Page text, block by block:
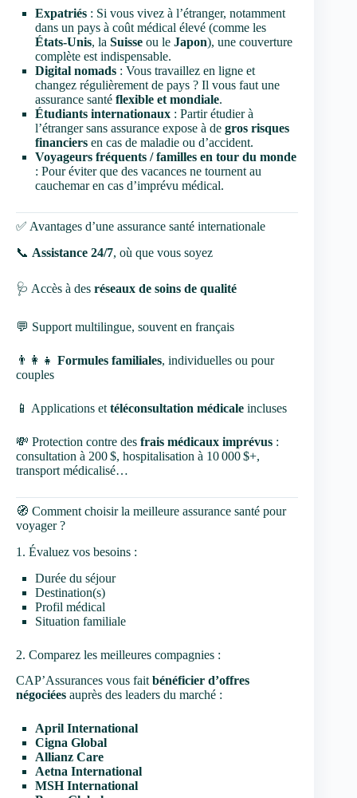
Expatriés : Si vous vivez à l’étranger, notamment
dans un pays à coût médical élevé (comme les
États-Unis, la Suisse ou le Japon), une couverture
complète est indispensable.
Digital nomads : Vous travaillez en ligne et
changez régulièrement de pays ? Il vous faut une
assurance santé flexible et mondiale.
Étudiants internationaux : Partir étudier à
l’étranger sans assurance expose à de gros risques
financiers en cas de maladie ou d’accident.
Voyageurs fréquents / familles en tour du monde
: Pour éviter que des vacances ne tournent au
cauchemar en cas d’imprévu médical.
✅ Avantages d’une assurance santé internationale
📞 Assistance 24/7, où que vous soyez
🩺 Accès à des réseaux de soins de qualité
💬 Support multilingue, souvent en français
👨‍👩‍👧 Formules familiales, individuelles ou pour
couples
📱 Applications et téléconsultation médicale incluses
💸 Protection contre des frais médicaux imprévus :
consultation à 200 $, hospitalisation à 10 000 $+,
transport médicalisé…
🧭 Comment choisir la meilleure assurance santé pour
voyager ?
1. Évaluez vos besoins :
Durée du séjour
Destination(s)
Profil médical
Situation familiale
2. Comparez les meilleures compagnies :
CAP’Assurances vous faitbénéficier d’offres
négociées auprès des leaders du marché :
April International
Cigna Global
Allianz Care
Aetna International
MSH International